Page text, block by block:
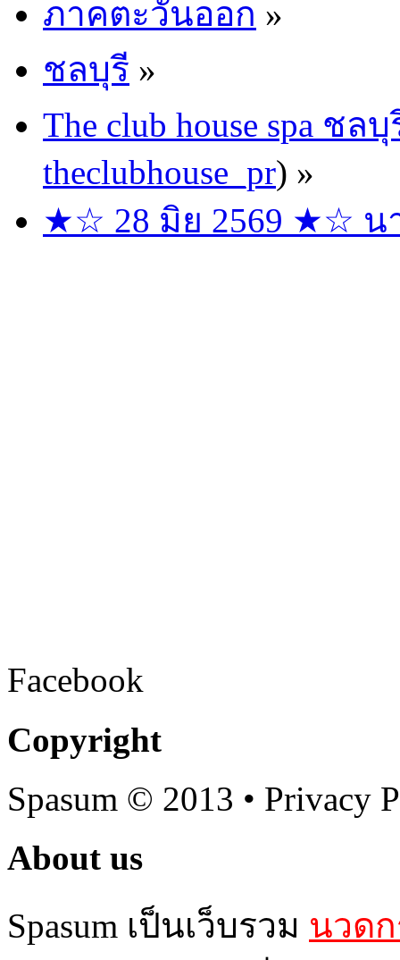
ภาคตะวันออก »
ชลบุรี »
The club house spa ช
theclubhouse_pr) »
★☆ 28 มิย 2569 ★☆ นา
Facebook
Copyright
Spasum © 2013 • Privacy
About us
Spasum เป็นเว็บรวม นวด